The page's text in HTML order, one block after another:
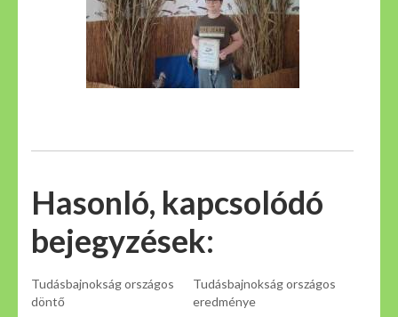
Hasonló, kapcsolódó
bejegyzések:
Tudásbajnokság országos
döntő
Tudásbajnokság országos
eredménye